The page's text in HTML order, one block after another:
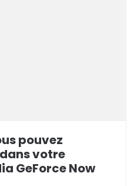
pouvez
votre
GeForce Now